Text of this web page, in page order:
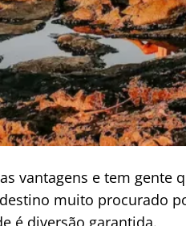
vantagens e tem
muito procurado